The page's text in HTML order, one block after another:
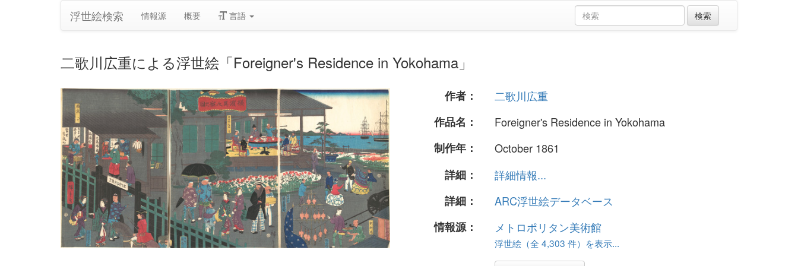
浮世絵検索 情報源 概要 言語
二歌川広重による浮世絵「Foreigner's Residence in Yokohama」
作者：
二歌川広重
作品名：
Foreigner's Residence in Yokohama
制作年：
October 1861
詳細：
詳細情報...
詳細：
ARC浮世絵データベース
情報源：
メトロポリタン美術館
浮世絵（全 4,303 件）を表示...